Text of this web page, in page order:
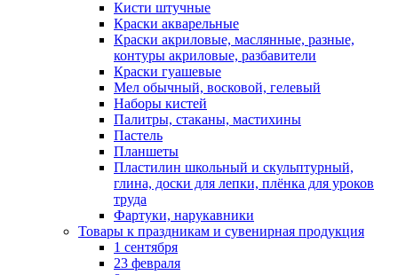
Кисти штучные
Краски акварельные
Краски акриловые, маслянные, разные,
контуры акриловые, разбавители
Краски гуашевые
Мел обычный, восковой, гелевый
Наборы кистей
Палитры, стаканы, мастихины
Пастель
Планшеты
Пластилин школьный и скульптурный,
глина, доски для лепки, плёнка для уроков
труда
Фартуки, нарукавники
Товары к праздникам и сувенирная продукция
1 сентября
23 февраля